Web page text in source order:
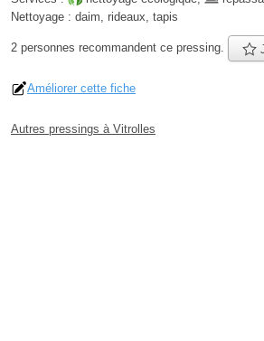
Nettoyage : daim, rideaux, tapis
2 personnes recommandent ce pressing.
Améliorer cette fiche
Autres pressings à Vitrolles